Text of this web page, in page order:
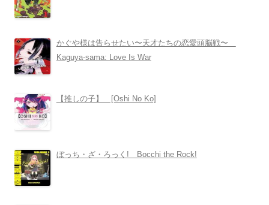
かぐや様は告らせたい〜天才たちの恋愛頭脳戦〜
Kaguya-sama: Love Is War
【推しの子】 [Oshi No Ko]
ぼっち・ざ・ろっく! Bocchi the Rock!